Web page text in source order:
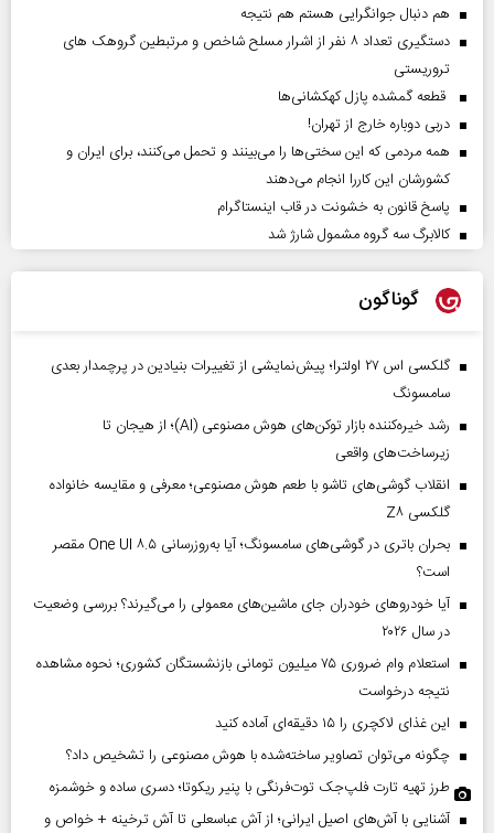
هم دنبال جوانگرایی هستم هم نتیجه
دستگیری تعداد ۸ نفر از اشرار مسلح شاخص و مرتبطین گروهک های
تروریستی
قطعه گمشده پازل کهکشانی‌ها
دربی دوباره خارج از تهران!
همه مردمی که این سختی‌ها را می‌بینند و تحمل می‌کنند، برای ایران و
کشورشان این کاررا انجام می‌دهند
پاسخ قانون به خشونت در قاب اینستاگرام
کالابرگ سه گروه مشمول شارژ شد
گوناگون
گلکسی اس ۲۷ اولترا؛ پیش‌نمایشی از تغییرات بنیادین در پرچمدار بعدی
سامسونگ
رشد خیره‌کننده بازار توکن‌های هوش مصنوعی (AI)؛ از هیجان تا
زیرساخت‌های واقعی
انقلاب گوشی‌های تاشو‌ با طعم هوش مصنوعی؛ معرفی و مقایسه خانواده
گلکسی Z۸
بحران باتری در گوشی‌های سامسونگ؛ آیا به‌روزرسانی One UI ۸.۵ مقصر
است؟
آیا خودروهای خودران جای ماشین‌های معمولی را می‌گیرند؟ بررسی وضعیت
در سال ۲۰۲۶
استعلام وام ضروری ۷۵ میلیون تومانی بازنشستگان کشوری؛ نحوه مشاهده
نتیجه درخواست
این غذای لاکچری را ۱۵ دقیقه‌ای آماده کنید
چگونه می‌توان تصاویر ساخته‌شده با هوش مصنوعی را تشخیص داد؟
طرز تهیه تارت فلپ‌جک توت‌فرنگی با پنیر ریکوتا؛ دسری ساده و خوشمزه
آشنایی با آش‌های اصیل ایرانی؛ از آش عباسعلی تا آش ترخینه + خواص و